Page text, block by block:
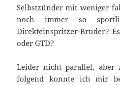
Selbstzünder mit weniger
noch immer so
Direkteinspritzer-Bruder?
oder GTD?
Leider nicht parallel, aber
folgend konnte ich mir